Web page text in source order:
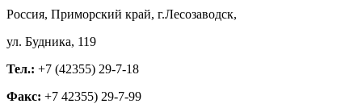
Россия, Приморский край, г.Лесозаводск,
ул. Будника, 119
Тел.: +7 (42355) 29-7-18
Факс: +7 42355) 29-7-99